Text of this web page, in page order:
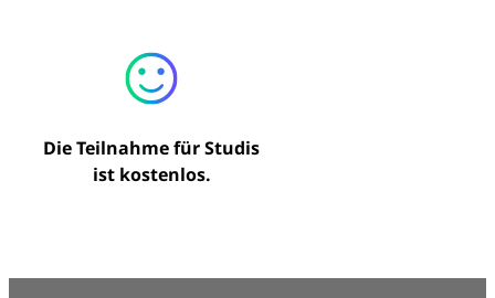
Die Teilnahme für Studis
ist kostenlos.